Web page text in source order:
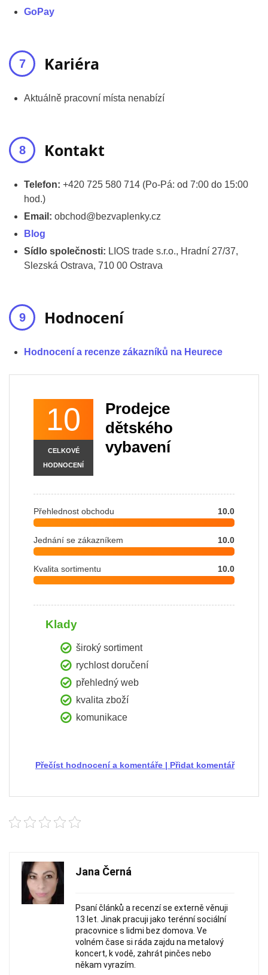
GoPay
Kariéra
Aktuálně pracovní místa nenabízí
Kontakt
Telefon: +420 725 580 714 (Po-Pá: od 7:00 do 15:00
hod.)
Email: obchod@bezvaplenky.cz
Blog
Sídlo společnosti: LIOS trade s.r.o., Hradní 27/37,
Slezská Ostrava, 710 00 Ostrava
Hodnocení
Hodnocení a recenze zákazníků na Heurece
10
CELKOVÉ
HODNOCENÍ
Prodejce
dětského
vybavení
Přehlednost obchodu 10.0
Jednání se zákazníkem 10.0
Kvalita sortimentu 10.0
Klady
široký sortiment
rychlost doručení
přehledný web
kvalita zboží
komunikace
Přidat komentář
|
Přečíst hodnocení a komentáře
Jana Černá
Psaní článků a recenzí se externě věnuji
13 let. Jinak pracuji jako terénní sociální
pracovnice s lidmi bez domova. Ve
volném čase si ráda zajdu na metalový
koncert, k vodě, zahrát pinčes nebo
někam vyrazím.